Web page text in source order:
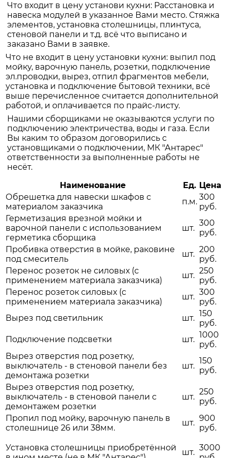
Что входит в цену установи кухни: Расстановка и
навеска модулей в указанное Вами место. Стяжка
элементов, установка столешницы, плинтуса,
стеновой панели и т.д. всё что выписано и
заказано Вами в заявке.
Что не входит в цену установки кухни: выпил под
мойку, варочную панель, розетки, подключение
эл.проводки, вырез, отпил фрагментов мебели,
установка и подключение бытовой техники, всё
выше перечисленное считается дополнительной
работой, и оплачивается по прайс-листу.
Нашими сборщиками не оказываются услуги по
подключению электричества, воды и газа. Если
Вы каким то образом договорились с
установщиками о подключении, МК "Антарес"
ответственности за выполненные работы не
несёт.
Наименование
Ед. Цена
Обрешетка для навески шкафов с
материалом заказчика
п.м. 300
руб.
Герметизация врезной мойки и
варочной панели с использованием
герметика сборщика
шт.
300
руб.
Пробивка отверстия в мойке, раковине
под смеситель
шт. 200
руб.
Перенос розеток не силовых (с
применением материала заказчика)
шт. 250
руб.
Перенос розеток силовых (с
применением материала заказчика)
шт. 300
руб.
Вырез под светильник
шт. 150
руб.
Подключение подсветки
шт. 1000
руб.
Вырез отверстия под розетку,
выключатель - в стеновой панели без
демонтажа розетки
шт.
150
руб.
Вырез отверстия под розетку,
выключатель - в стеновой панели с
демонтажем розетки
шт.
250
руб.
Пропил под мойку, варочную панель в
столешнице 26 или 38мм.
шт. 900
руб.
Установка столешницы приобретённой
шт. 3000